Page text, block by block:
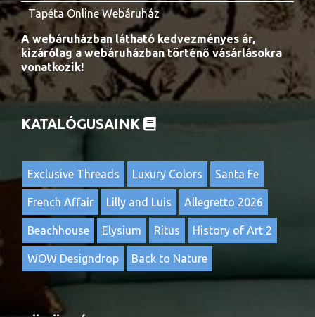
Tapéta Online Webáruház
A webáruházban látható kedvezményes ár,
kizárólag a webáruházban történő vásárlásokra
vonatkozik!
KATALÓGUSAINK
Exclusive Threads Luxury Colors Santa Fe
French Affair Lilly and Luis Allegretto 2026
Beachhouse Elysium Ritus History of Art 2
WOW Designdrop Back to Nature